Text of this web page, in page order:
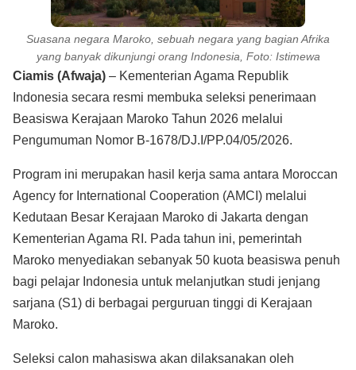
Suasana negara Maroko, sebuah negara yang bagian Afrika
yang banyak dikunjungi orang Indonesia, Foto: Istimewa
Ciamis (Afwaja) – Kementerian Agama Republik
Indonesia secara resmi membuka seleksi penerimaan
Beasiswa Kerajaan Maroko Tahun 2026 melalui
Pengumuman Nomor B-1678/DJ.I/PP.04/05/2026.
Program ini merupakan hasil kerja sama antara Moroccan
Agency for International Cooperation (AMCI) melalui
Kedutaan Besar Kerajaan Maroko di Jakarta dengan
Kementerian Agama RI. Pada tahun ini, pemerintah
Maroko menyediakan sebanyak 50 kuota beasiswa penuh
bagi pelajar Indonesia untuk melanjutkan studi jenjang
sarjana (S1) di berbagai perguruan tinggi di Kerajaan
Maroko.
Seleksi calon mahasiswa akan dilaksanakan oleh